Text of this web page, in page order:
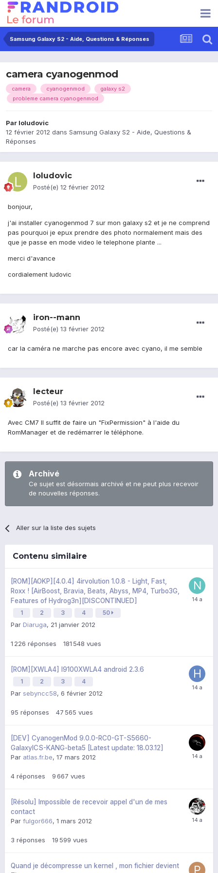
Samsung Galaxy S2 - Aide, Questions & Réponses
camera cyanogenmod
camera cyanogenmod
galaxy s2
probleme camera cyanogenmod
Par loludovic
12 février 2012 dans Samsung Galaxy S2 - Aide, Questions &
Réponses
loludovic
Posté(e) 12 février 2012
bonjour,
j'ai installer cyanogenmod 7 sur mon galaxy s2 et je ne comprend
pas pourquoi je epux prendre des photo normalement mais des
que je passe en mode video le telephone plante ...
merci d'avance
cordialement ludovic
iron--mann
Posté(e) 13 février 2012
car la caméra ne marche pas encore avec cyano, il me semble
lecteur
Posté(e) 13 février 2012
Avec CM7 Il suffit de faire un "FixPermission" à l'aide du
RomManager et de redémarrer le téléphone.
Archivé
Ce sujet est désormais archivé et ne peut plus recevoir
de nouvelles réponses.
Aller sur la liste des sujets
Contenu similaire
[ROM][AOKP][4.0.4] 4irvolution 1.0.8 - Light, Fast,
Roxx ! [AirBoost, Bravia, Beats, Abyss, MP4, Turbo3G,
Features of Hydrog3n][DISCONTINUED]
1 2 3 4 50
Par Diaruga, 21 janvier 2012
1 226 réponses 181 548 vues
[ROM][XWLA4] I9100XWLA4 android 2.3.6
1 2 3 4
Par sebyncc58, 6 février 2012
95 réponses 47 565 vues
[DEV] CyanogenMod 9.0.0-RC0-GT-S5660-
GalaxyICS-KANG-beta5 [Latest update: 18.03.12]
Par atlas.fr.be, 17 mars 2012
4 réponses 9 667 vues
[Résolu] Impossible de recevoir appel d'un de mes
contact
Par fulgor666, 1 mars 2012
3 réponses 19 599 vues
Quand je décompresse un kernel , mon fichier devient